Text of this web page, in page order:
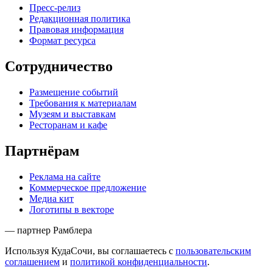
Пресс-релиз
Редакционная политика
Правовая информация
Формат ресурса
Сотрудничество
Размещение событий
Требования к материалам
Музеям и выставкам
Ресторанам и кафе
Партнёрам
Реклама на сайте
Коммерческое предложение
Медиа кит
Логотипы в векторе
— партнер Рамблера
Используя КудаСочи, вы соглашаетесь с пользовательским
соглашением и политикой конфиденциальности.